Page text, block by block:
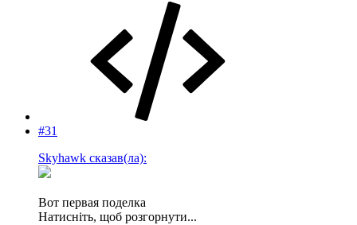
#31
Skyhawk сказав(ла):
Вот первая поделка
Натисніть, щоб розгорнути...